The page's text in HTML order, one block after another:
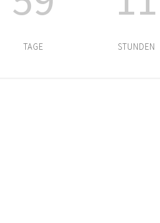
TAGE STUNDEN